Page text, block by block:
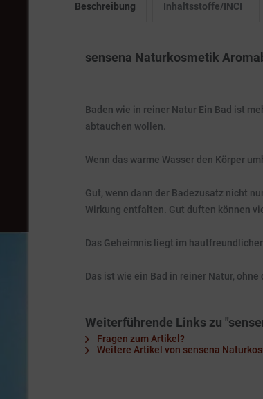
Beschreibung Inhaltsstoffe/INCI
sensena Naturkosmetik
Baden wie in reiner Natur Ein Bad ist
abtauchen wollen.
Wenn das warme Wasser den Körper
Gut, wenn dann der Badezusatz nicht
Wirkung entfalten. Gut duften können
Das Geheimnis liegt im
Das ist wie ein Bad in reiner Natur,
Weiterführende Links zu
Fragen zum Artikel?
Weitere Artikel von sensena